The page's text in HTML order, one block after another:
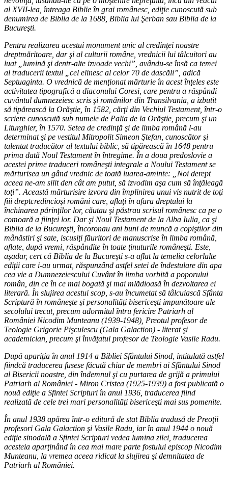
al XVII-lea, întreaga Biblie în grai românesc, ediţie cunoscută sub
denumirea de Biblia de la 1688, Biblia lui Şerban sau Biblia de la
Bucureşti.
Pentru realizarea acestui monument unic al credinţei noastre
dreptmăritoare, dar şi al culturii române, vrednicii lui tâlcuitori au
luat „lumină şi dentr-alte izvoade vechi”, avându-se însă ca temei
al traducerii textul „cel elinesc al celor 70 de dascăli”, adică
Septuaginta. O vrednică de menţionat mărturie în acest înţeles este
activitatea tipografică a diaconului Coresi, care pentru a răspândi
cuvântul dumnezeiesc scris şi românilor din Transilvania, a izbutit
să tipărească la Orăştie, în 1582, cărţi din Vechiul Testament, într-o
scriere cunoscută sub numele de Palia de la Orăştie, precum şi un
Liturghier, în 1570. Setea de credinţă şi de limba română l-au
determinat şi pe vestitul Mitropolit Simeon Ştefan, cunoscător şi
talentat traducător al textului biblic, să tipărească în 1648 pentru
prima dată Noul Testament în întregime. În a doua predoslovie a
acestei prime traduceri româneşti integrale a Noului Testament se
mărturisea un gând vrednic de toată luarea-aminte: „Noi derept
aceea ne-am silit den cât am putut, să izvodim aşa cum să înţăleagă
toţi”. Această mărturisire izvora din împlinirea unui vis nutrit de toţi
fiii dreptcredincioşi români care, aflaţi în afara dreptului la
închinarea părinţilor lor, căutau şi păstrau scrisul românesc ca pe o
comoară a fiinţei lor. Dar şi Noul Testament de la Alba Iulia, ca şi
Biblia de la Bucureşti, încoronau ani buni de muncă a copiştilor din
mânăstiri şi sate, iscusiţi făuritori de manuscrise în limba română,
aflate, după vremi, răspândite în toate ţinuturile româneşti. Este,
aşadar, cert că Biblia de la Bucureşti s-a aflat la temelia celorlalte
ediţii care i-au urmat, răspunzând astfel setei de îndestulare din apa
cea vie a Dumnezeiescului Cuvânt în limba vorbită a poporului
român, din ce în ce mai bogată şi mai mlădioasă în dezvoltarea ei
literară. În slujirea acestui scop, s-au încumetat să tâlcuiască Sfânta
Scriptură în româneşte şi personalităţi bisericeşti impunătoare ale
secolului trecut, precum adormitul întru fericire Patriarh al
României Nicodim Munteanu (1939-1948), Preotul profesor de
Teologie Grigorie Pişculescu (Gala Galaction) - literat şi
academician, precum şi învăţatul profesor de Teologie Vasile Radu.
După apariţia în anul 1914 a Bibliei Sfântului Sinod, intitulată astfel
fiindcă traducerea fusese făcută chiar de membri ai Sfântului Sinod
al Bisericii noastre, din îndemnul şi cu purtarea de grijă a primului
Patriarh al României - Miron Cristea (1925-1939) a fost publicată o
nouă ediţie a Sfintei Scripturi în anul 1936, traducerea fiind
realizată de cele trei mari personalităţi bisericeşti mai sus pomenite.
În anul 1938 apărea într-o editură de stat Biblia tradusă de Preoţii
profesori Gala Galaction şi Vasile Radu, iar în anul 1944 o nouă
ediţie sinodală a Sfintei Scripturi vedea lumina zilei, traducerea
acesteia aparţinând în cea mai mare parte fostului episcop Nicodim
Munteanu, la vremea aceea ridicat la slujirea şi demnitatea de
Patriarh al României.